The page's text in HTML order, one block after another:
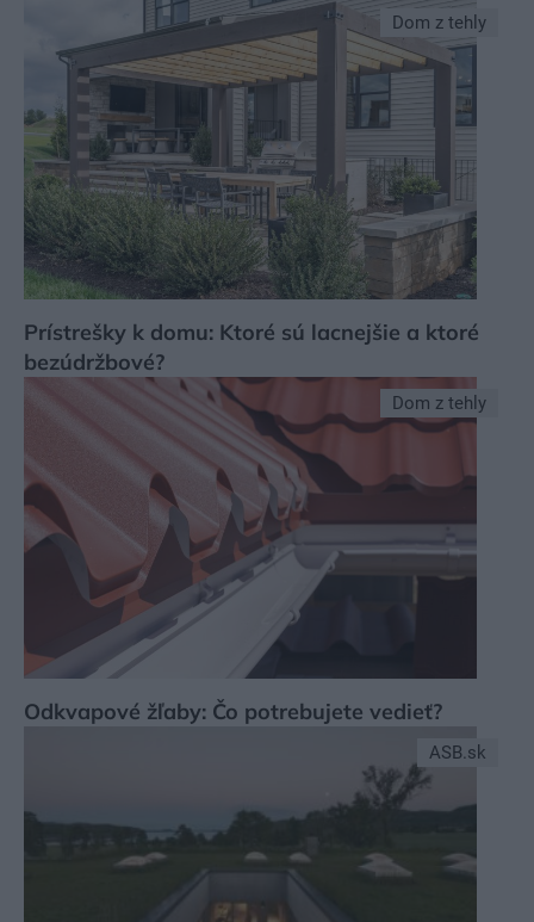
Dom z tehly
Prístrešky k domu: Ktoré sú lacnejšie a ktoré
bezúdržbové?
Dom z tehly
Odkvapové žľaby: Čo potrebujete vedieť?
ASB.sk